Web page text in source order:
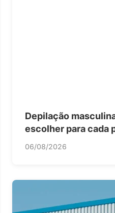
Depilação
escolher para cada
06/08/2026